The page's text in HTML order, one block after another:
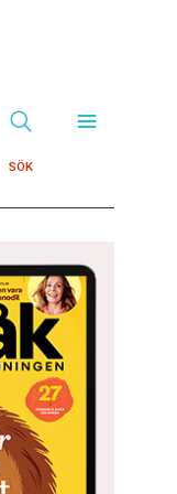
SÖK